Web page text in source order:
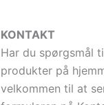
KONTAKT
Har du spørgsmål
produkter på
velkommen til at